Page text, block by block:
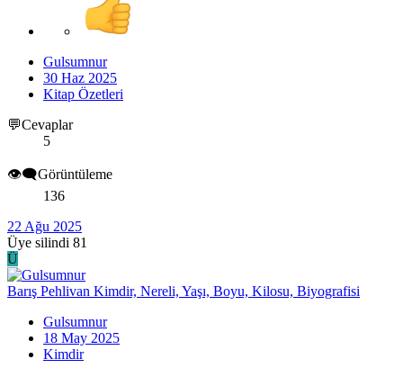
Gulsumnur
30 Haz 2025
Kitap Özetleri
💬Cevaplar
5
👁️‍🗨️Görüntüleme
136
22 Ağu 2025
Üye silindi 81
Ü
Barış Pehlivan Kimdir, Nereli, Yaşı, Boyu, Kilosu, Biyografisi
Gulsumnur
18 May 2025
Kimdir